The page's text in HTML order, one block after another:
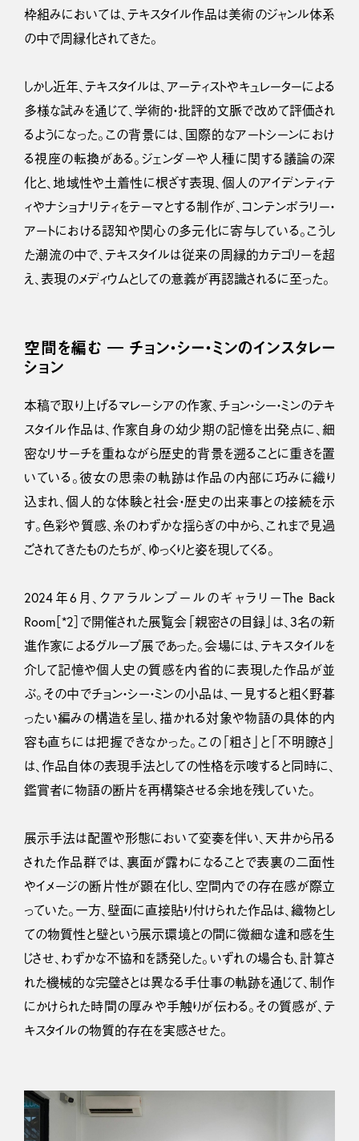
枠組みにおいては、テキスタイル作品は美術のジャンル体系
の中で周縁化されてきた。
しかし近年、テキスタイルは、アーティストやキュレーターによる
多様な試みを通じて、学術的・批評的文脈で改めて評価され
るようになった。この背景には、国際的なアートシーンにおけ
る視座の転換がある。ジェンダーや人種に関する議論の深
化と、地域性や土着性に根ざす表現、個人のアイデンティテ
ィやナショナリティをテーマとする制作が、コンテンポラリー・
アートにおける認知や関心の多元化に寄与している。こうし
た潮流の中で、テキスタイルは従来の周縁的カテゴリーを超
え、表現のメディウムとしての意義が再認識されるに至った。
空間を編む ― チョン・シー・ミンのインスタレー
ション
本稿で取り上げるマレーシアの作家、チョン・シー・ミンのテキ
スタイル作品は、作家自身の幼少期の記憶を出発点に、細
密なリサーチを重ねながら歴史的背景を遡ることに重きを置
いている。彼女の思索の軌跡は作品の内部に巧みに織り
込まれ、個人的な体験と社会・歴史の出来事との接続を示
す。色彩や質感、糸のわずかな揺らぎの中から、これまで見過
ごされてきたものたちが、ゆっくりと姿を現してくる。
2024年6月、クアラルンプールのギャラリーThe Back
Room［*2］で開催された展覧会「親密さの目録」は、3名の新
進作家によるグループ展であった。会場には、テキスタイルを
介して記憶や個人史の質感を内省的に表現した作品が並
ぶ。その中でチョン・シー・ミンの小品は、一見すると粗く野暮
ったい編みの構造を呈し、描かれる対象や物語の具体的内
容も直ちには把握できなかった。この「粗さ」と「不明瞭さ」
は、作品自体の表現手法としての性格を示唆すると同時に、
鑑賞者に物語の断片を再構築させる余地を残していた。
展示手法は配置や形態において変奏を伴い、天井から吊る
された作品群では、裏面が露わになることで表裏の二面性
やイメージの断片性が顕在化し、空間内での存在感が際立
っていた。一方、壁面に直接貼り付けられた作品は、織物とし
ての物質性と壁という展示環境との間に微細な違和感を生
じさせ、わずかな不協和を誘発した。いずれの場合も、計算さ
れた機械的な完璧さとは異なる手仕事の軌跡を通じて、制作
にかけられた時間の厚みや手触りが伝わる。その質感が、テ
キスタイルの物質的存在を実感させた。